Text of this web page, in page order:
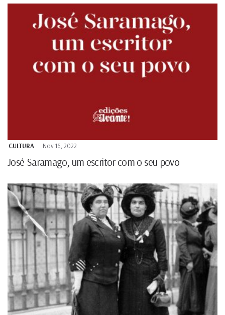
CULTURA Nov 16, 2022
José Saramago, um escritor com o seu povo